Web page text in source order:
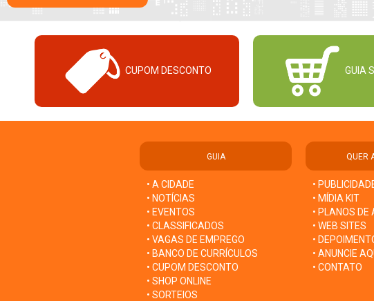
CUPOM DESCONTO GUIA
GUIA
• A CIDADE
• NOTÍCIAS
• EVENTOS
• CLASSIFICADOS
• VAGAS DE EMPREGO
• BANCO DE CURRÍCULOS
• CUPOM DESCONTO
• SHOP ONLINE
• SORTEIOS
QUER
•
• MÍDIA KIT
• PLANOS DE
• WEB SITES
•
• ANUNCIE
• CONTATO